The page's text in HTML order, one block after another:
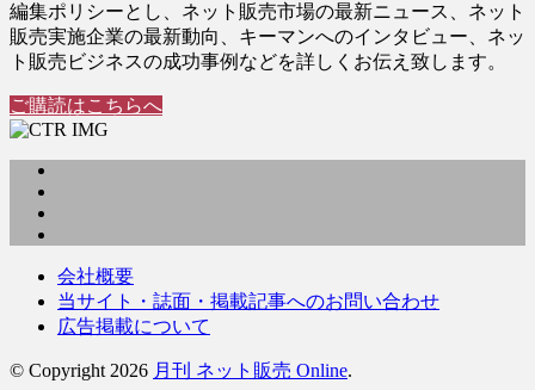
編集ポリシーとし、ネット販売市場の最新ニュース、ネット
販売実施企業の最新動向、キーマンへのインタビュー、ネッ
ト販売ビジネスの成功事例などを詳しくお伝え致します。
ご購読はこちらへ
会社概要
当サイト・誌面・掲載記事へのお問い合わせ
広告掲載について
© Copyright 2026 月刊 ネット販売 Online.